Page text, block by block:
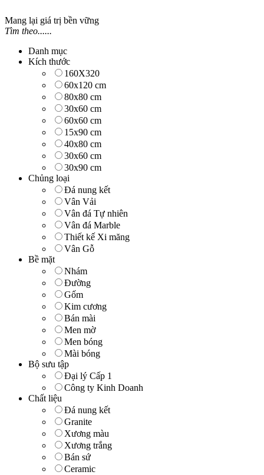
Mang lại giá trị bền vững
Tìm theo......
Danh mục
Kích thước
160X320
60x120 cm
80x80 cm
30x60 cm
60x60 cm
15x90 cm
40x80 cm
30x60 cm
30x90 cm
Chủng loại
Đá nung kết
Vân Vải
Vân đá Tự nhiên
Vân đá Marble
Thiết kế Xi măng
Vân Gỗ
Bề mặt
Nhám
Đường
Gốm
Kim cương
Bán mài
Men mờ
Men bóng
Mài bóng
Bộ sưu tập
Đại lý Cấp 1
Công ty Kinh Doanh
Chất liệu
Đá nung kết
Granite
Xương màu
Xương trắng
Bán sứ
Ceramic